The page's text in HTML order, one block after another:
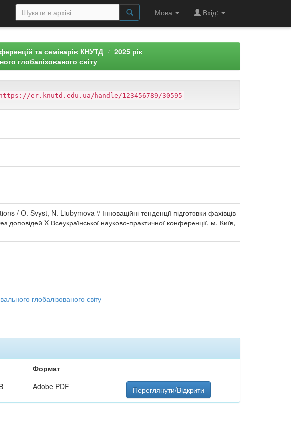
Мова Вхід:
та семінарів КНУТД
2025 рік
глобалізованого світу
https://er.knutd.edu.ua/handle/123456789/30595
O. Svyst, N. Liubymova // Інноваційні тенденції підготовки фахівців
доповідей X Всеукраїнської науково-практичної конференції, м. Київ,
глобалізованого світу
Формат
Adobe PDF Переглянути/Відкрити